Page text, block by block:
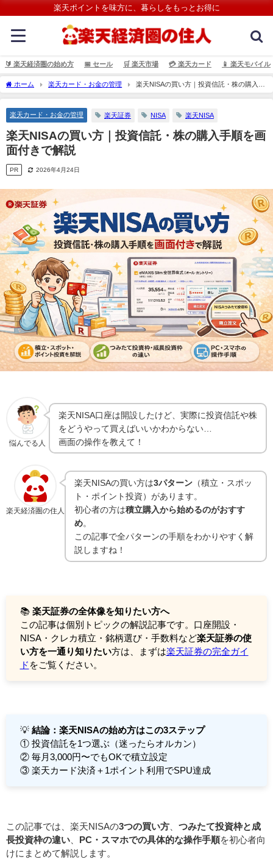
楽天ポイントを味方に、暮らしをもっとお得に
🔰 楽天経済圏の始め方 📅 セール 🛒 楽天市場 💳️ 楽天カード 📱 楽天モバイル
ホーム 楽天カード・お金の管理
楽天NISAの買い方｜投資信託・株の購入手
順を画面付きで解説
楽天カード・お金の管理 楽天証券 NISA 楽天NISA
楽天NISAの買い方｜投資信託・株の購入手順を画
面付きで解説
PR 2026年4月24日
悩んでる人
楽天NISA口座は開設したけど、実際に投資信託や株
をどうやって買えばいいかわからない…
画面の操作を教えて！
楽天経済圏の住人
楽天NISAの買い方は3パターン（積立・スポッ
ト・ポイント投資）があります。
初心者の方は積立購入から始めるのがおすす
め。
この記事で全パターンの手順をわかりやすく解
説しますね！
📚 楽天証券の全体像を知りたい方へ
この記事は個別トピックの解説記事です。口座開設・
NISA・クレカ積立・銘柄選び・手数料など楽天証券の使
い方を一通り知りたい方は、まずは楽天証券の完全ガイ
ド をご覧ください。
💡 結論：楽天NISAの始め方はこの3ステップ
① 投資信託を1つ選ぶ（迷ったらオルカン）
② 毎月3,000円〜でもOKで積立設定
③ 楽天カード決済＋1ポイント利用でSPU達成
この記事では、楽天NISAの3つの買い方
つみたて投資枠と成
長投資枠の違い
PC・スマホでの具体的な操作手順を初心者向
けにまとめて解説します。